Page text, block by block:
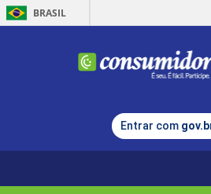
BRASIL
Entrar com